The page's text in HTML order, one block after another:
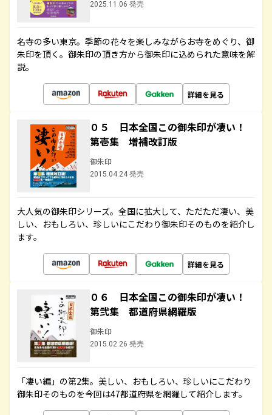
2025.11.06 発売
名寺の多い東京。季節の花々を楽しみながらお寺をめぐり、御
朱印を頂く。御朱印の頂き方から御朱印に込められた意味を解
説。
詳細を見る
０５ 日本全国この御朱印が凄い！
第壱集 増補改訂版
御朱印
2015.04.24 発売
大人気の御朱印シリーズ。全国に拡大して、ただただ凄い、美
しい、おもしろい、珍しいにこだわり御朱印そのものを紹介し
ます。
詳細を見る
０６ 日本全国この御朱印が凄い！
第弐集 都道府県網羅版
御朱印
2015.02.26 発売
「凄い編」の第2集。美しい、おもしろい、珍しいにこだわり
御朱印そのものを今回は47都道府県を網羅して紹介します。